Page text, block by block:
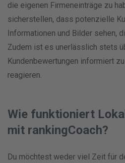
die eigenen Firmeneinträge zu
sicherstellen, dass potenzielle
Informationen und Bilder sehen,
Zudem ist es unerlässlich stets
Kundenbewertungen informiert
reagieren.
Wie funktioniert
mit rankingCoach?
Du möchtest weder viel Zeit für